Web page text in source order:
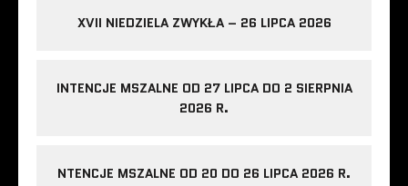
XVII NIEDZIELA ZWYKŁA – 26 LIPCA 2026
INTENCJE MSZALNE OD 27 LIPCA DO 2 SIERPNIA
2026 R.
NTENCJE MSZALNE OD 20 DO 26 LIPCA 2026 R.